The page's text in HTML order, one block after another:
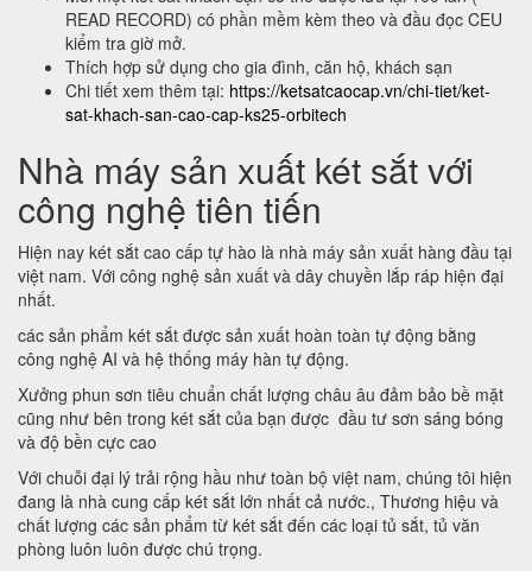
READ RECORD) có phần mềm kèm theo và đầu đọc CEU
kiểm tra giờ mở.
Thích hợp sử dụng cho gia đình, căn hộ, khách sạn
Chi tiết xem thêm tại: https://ketsatcaocap.vn/chi-tiet/ket-
sat-khach-san-cao-cap-ks25-orbitech
Nhà máy sản xuất két sắt với
công nghệ tiên tiến
Hiện nay két sắt cao cấp tự hào là nhà máy sản xuất hàng đầu tại
việt nam. Với công nghệ sản xuất và dây chuyền lắp ráp hiện đại
nhất.
các sản phẩm két sắt được sản xuất hoàn toàn tự động bằng
công nghệ AI và hệ thống máy hàn tự động.
Xưởng phun sơn tiêu chuẩn chất lượng châu âu đảm bảo bề mặt
cũng như bên trong két sắt của bạn được đầu tư sơn sáng bóng
và độ bền cực cao
Với chuỗi đại lý trải rộng hầu như toàn bộ việt nam, chúng tôi hiện
đang là nhà cung cấp két sắt lớn nhất cả nước., Thương hiệu và
chất lượng các sản phẩm từ két sắt đến các loại tủ sắt, tủ văn
phòng luôn luôn được chú trọng.